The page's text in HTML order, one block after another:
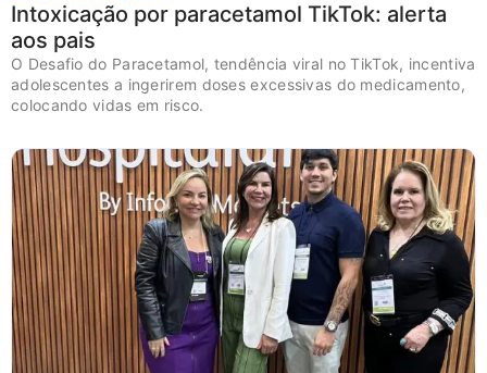
Intoxicação por paracetamol TikTok: alerta
aos pais
O Desafio do Paracetamol, tendência viral no TikTok, incentiva
adolescentes a ingerirem doses excessivas do medicamento,
colocando vidas em risco.